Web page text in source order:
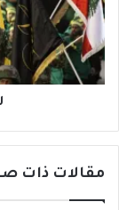
أمرُ
اليوم
مقالات ذات